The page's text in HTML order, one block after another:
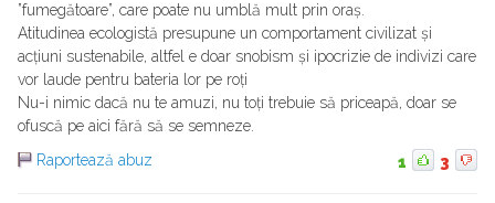
”fumegătoare”, care poate nu umblă mult prin oraș.
Atitudinea ecologistă presupune un comportament civilizat și
acțiuni sustenabile, altfel e doar snobism și ipocrizie de indivizi care
vor laude pentru bateria lor pe roți
Nu-i nimic dacă nu te amuzi, nu toți trebuie să priceapă, doar se
ofuscă pe aici fără să se semneze.
Raportează abuz
1 3